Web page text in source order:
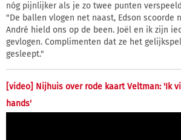
nóg pijnlijker als je zo twee punten
"De ballen vlogen net naast, Edson scoorde
André hield ons op de been. Joël en ik zijn
gevlogen. Complimenten dat ze het
gesleept."
[video] Nijhuis over rode kaart Veltman: 'Ik
hands'